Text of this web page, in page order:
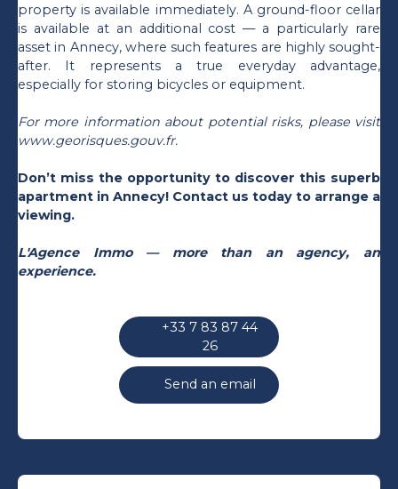
property is available immediately. A ground-floor cellar
is available at an additional cost — a particularly rare
asset in Annecy, where such features are highly sought-
after. It represents a true everyday advantage,
especially for storing bicycles or equipment.
For more information about potential risks, please visit
www.georisques.gouv.fr.
Don’t miss the opportunity to discover this superb
apartment in Annecy! Contact us today to arrange a
viewing.
L'Agence Immo — more than an agency, an
experience.
+33 7 83 87 44
26
Send an email